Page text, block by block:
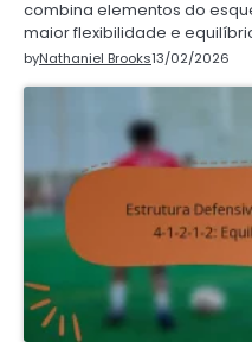
combina elementos do
maior flexibilidade e
byNathaniel Brooks13/02/2026